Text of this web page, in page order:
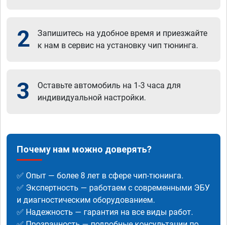
2
Запишитесь на удобное время и приезжайте
к нам в сервис на установку чип тюнинга.
3
Оставьте автомобиль на 1-3 часа для
индивидуальной настройки.
Почему нам можно доверять?
✅ Опыт — более 8 лет в сфере чип-тюнинга.
✅ Экспертность — работаем с современными ЭБУ
и диагностическим оборудованием.
✅ Надежность — гарантия на все виды работ.